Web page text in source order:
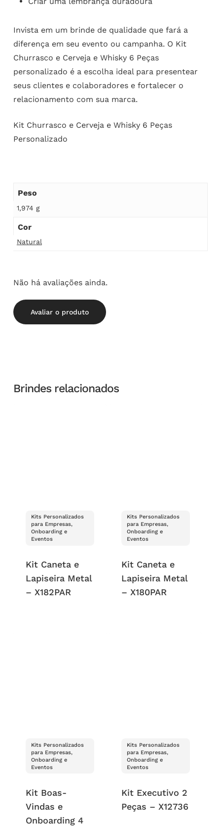
Invista em um brinde de qualidade que fará a
diferença em seu evento ou campanha. O Kit
Churrasco e Cerveja e Whisky 6 Peças
personalizado é a escolha ideal para presentear
seus clientes e colaboradores e fortalecer o
relacionamento com sua marca.
Kit Churrasco e Cerveja e Whisky 6 Peças
Personalizado
Peso
1,974 g
Cor
Natural
Não há avaliações ainda.
Avaliar o produto
Brindes relacionados
Kits Personalizados
para Empresas,
Onboarding e
Eventos
Kit Caneta e
Lapiseira Metal
– X182PAR
Kits Personalizados
para Empresas,
Onboarding e
Eventos
Kit Caneta e
Lapiseira Metal
– X180PAR
Kits Personalizados
para Empresas,
Onboarding e
Eventos
Kit Boas-
Vindas e
Onboarding 4
Kits Personalizados
para Empresas,
Onboarding e
Eventos
Kit Executivo 2
Peças – X12736